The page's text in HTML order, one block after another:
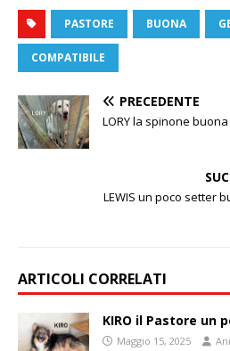
PASTORE BUONA
COMPATIBILE
PRECEDENTE
LORY la spinone
LEWIS un poco setter
ARTICOLI CORRELATI
KIRO il Pastore un
Maggio 15, 2025